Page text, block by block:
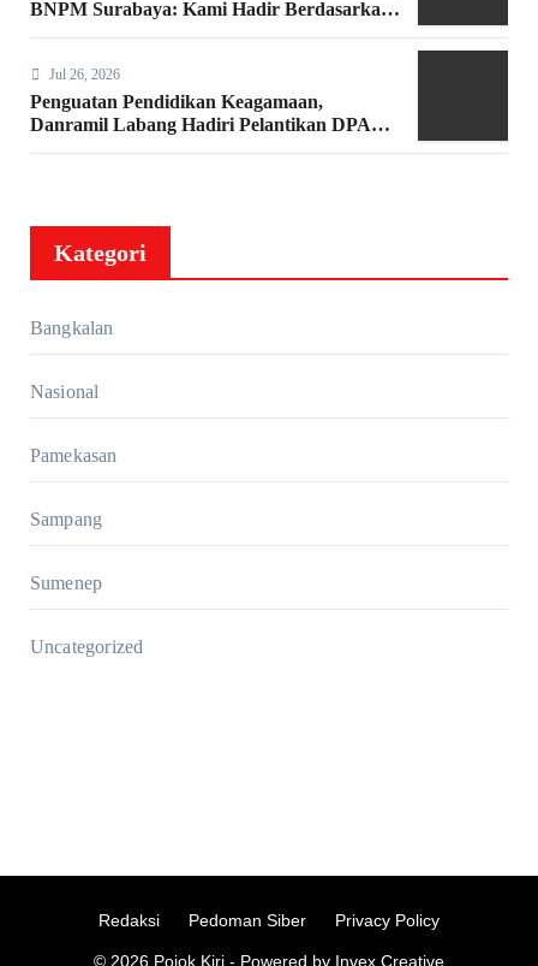
BNPM Surabaya: Kami Hadir Berdasarkan
Jul 26, 2026
Penguatan Pendidikan Keagamaan,
Danramil Labang Hadiri Pelantikan DPAC
Kategori
Bangkalan
Nasional
Pamekasan
Sampang
Sumenep
Uncategorized
Redaksi Pedoman Siber Privacy Policy
© 2026 Pojok Kiri - Powered by Invex Creative